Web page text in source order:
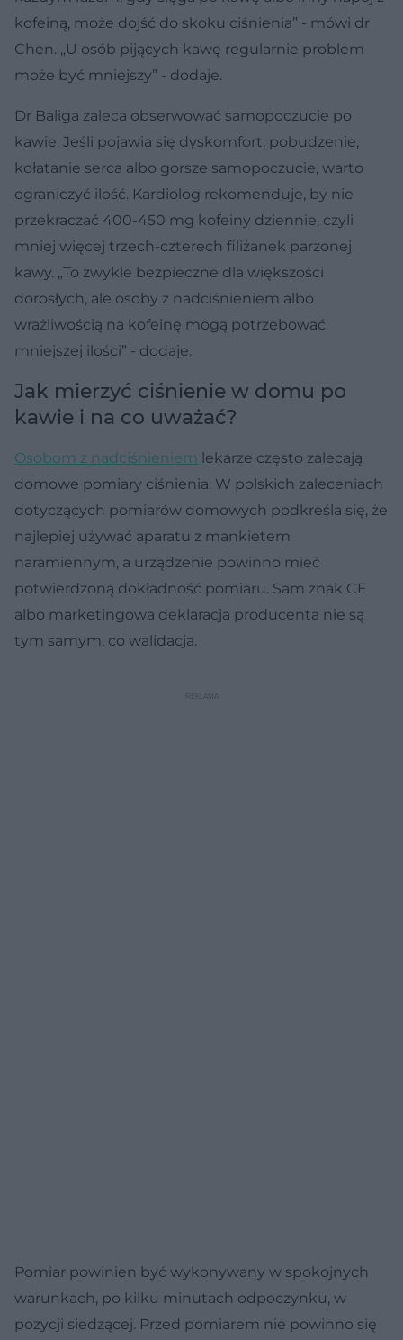
kofeiną, może dojść do skoku ciśnienia” - mówi dr
Chen. „U osób pijących kawę regularnie problem
może być mniejszy” - dodaje.
Dr Baliga zaleca obserwować samopoczucie po
kawie. Jeśli pojawia się dyskomfort, pobudzenie,
kołatanie serca albo gorsze samopoczucie, warto
ograniczyć ilość. Kardiolog rekomenduje, by nie
przekraczać 400-450 mg kofeiny dziennie, czyli
mniej więcej trzech-czterech filiżanek parzonej
kawy. „To zwykle bezpieczne dla większości
dorosłych, ale osoby z nadciśnieniem albo
wrażliwością na kofeinę mogą potrzebować
mniejszej ilości” - dodaje.
Jak mierzyć ciśnienie w domu po
kawie i na co uważać?
Osobom z nadciśnieniem lekarze często zalecają
domowe pomiary ciśnienia. W polskich zaleceniach
dotyczących pomiarów domowych podkreśla się, że
najlepiej używać aparatu z mankietem
naramiennym, a urządzenie powinno mieć
potwierdzoną dokładność pomiaru. Sam znak CE
albo marketingowa deklaracja producenta nie są
tym samym, co walidacja.
Pomiar powinien być wykonywany w spokojnych
warunkach, po kilku minutach odpoczynku, w
pozycji siedzącej. Przed pomiarem nie powinno się